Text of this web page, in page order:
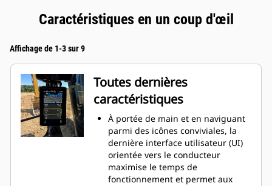
Caractéristiques en un coup d'œil
Affichage de 1-3 sur 9
Toutes dernières
caractéristiques
À portée de main et en naviguant
parmi des icônes conviviales, la
dernière interface utilisateur (UI)
orientée vers le conducteur
maximise le temps de
fonctionnement et permet aux